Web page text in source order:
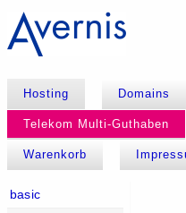
Hosting Domains
Telekom Multi-Guthaben
Warenkorb
basic